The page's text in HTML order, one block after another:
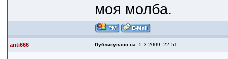
моя молба.
anti666 Публикувано на:5.3.2009, 22:51